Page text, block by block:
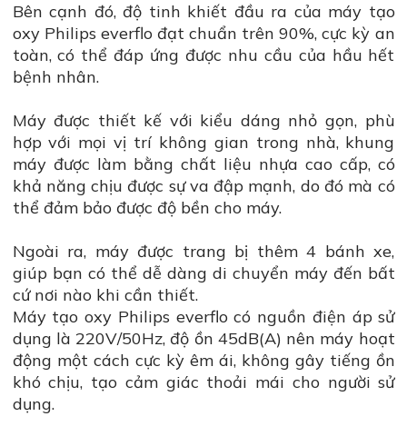
Bên cạnh đó, độ tinh khiết đầu ra của máy tạo
oxy Philips everflo đạt chuẩn trên 90%, cực kỳ an
toàn, có thể đáp ứng được nhu cầu của hầu hết
bệnh nhân.
Máy được thiết kế với kiểu dáng nhỏ gọn, phù
hợp với mọi vị trí không gian trong nhà, khung
máy được làm bằng chất liệu nhựa cao cấp, có
khả năng chịu được sự va đập mạnh, do đó mà có
thể đảm bảo được độ bền cho máy.
Ngoài ra, máy được trang bị thêm 4 bánh xe,
giúp bạn có thể dễ dàng di chuyển máy đến bất
cứ nơi nào khi cần thiết.
Máy tạo oxy Philips everflo có nguồn điện áp sử
dụng là 220V/50Hz, độ ồn 45dB(A) nên máy hoạt
động một cách cực kỳ êm ái, không gây tiếng ồn
khó chịu, tạo cảm giác thoải mái cho người sử
dụng.